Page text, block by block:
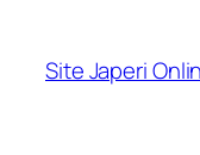
Site Japeri